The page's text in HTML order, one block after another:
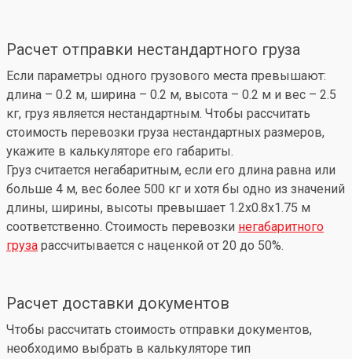
Расчет отправки нестандартного груза
Если параметры одного грузового места превышают:
длина – 0.2 м, ширина – 0.2 м, высота – 0.2 м и вес – 2.5
кг, груз является нестандартным. Чтобы рассчитать
стоимость перевозки груза нестандартных размеров,
укажите в калькуляторе его габариты.
Груз считается негабаритным, если его длина равна или
больше 4 м, вес более 500 кг и хотя бы одно из значений
длины, ширины, высоты превышает 1.2x0.8x1.75 м
соответственно. Стоимость перевозки негабаритного
груза рассчитывается с наценкой от 20 до 50%.
Расчет доставки документов
Чтобы рассчитать стоимость отправки документов,
необходимо выбрать в калькуляторе тип